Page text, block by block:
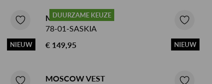
NIEUW
DUURZAME KEUZE
MOSCOW VEST
78-01-SASKIA
€ 149,95 NIEUW
MOSCOW VEST